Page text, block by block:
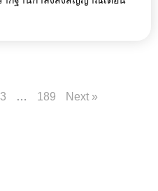
3 … 189 Next »